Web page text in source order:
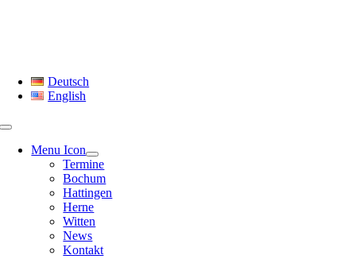
Deutsch
English
Menu Icon
Termine
Bochum
Hattingen
Herne
Witten
News
Kontakt